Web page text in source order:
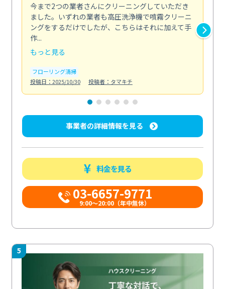
今まで2つの業者さんにクリーニングしていただき
ました。いずれの業者も高圧洗浄機で噴霧クリーニ
ングをするだけでしたが、こちらはそれに加えて手
作...
もっと見る
フローリング清掃
投稿日：2025/10/30
投稿者：タマキチ
事業者の詳細情報を見る
料金を見る
03-6657-9771
9:00～20:00（年中無休）
5